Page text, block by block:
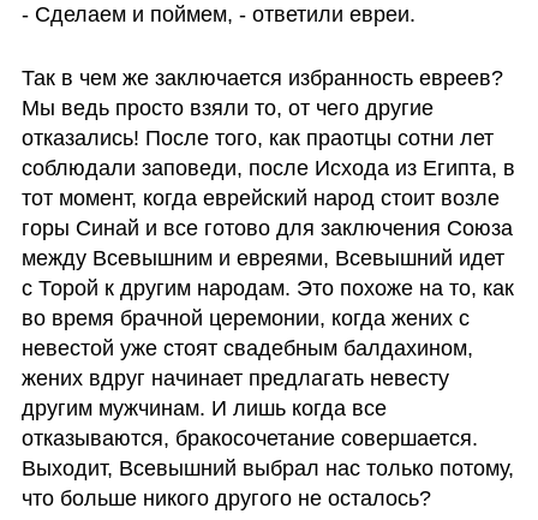
- Сделаем и поймем, - ответили евреи.
Так в чем же заключается избранность евреев?
Мы ведь просто взяли то, от чего другие
отказались! После того, как праотцы сотни лет
соблюдали заповеди, после Исхода из Египта, в
тот момент, когда еврейский народ стоит возле
горы Синай и все готово для заключения Союза
между Всевышним и евреями, Всевышний идет
с Торой к другим народам. Это похоже на то, как
во время брачной церемонии, когда жених с
невестой уже стоят свадебным балдахином,
жених вдруг начинает предлагать невесту
другим мужчинам. И лишь когда все
отказываются, бракосочетание совершается.
Выходит, Всевышний выбрал нас только потому,
что больше никого другого не осталось?